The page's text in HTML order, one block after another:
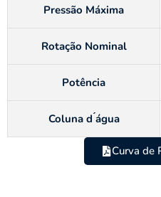
Pressão Máxima
Rotação Nominal
Potência
Coluna d ́água
Curva de